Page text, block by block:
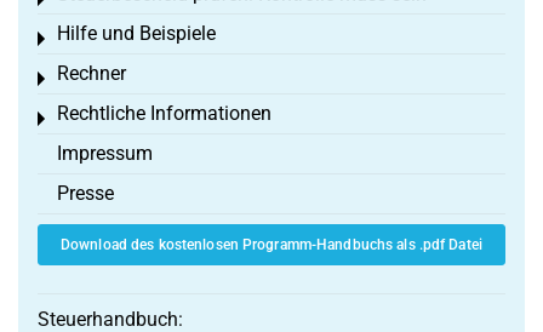
Hilfe und Beispiele
Toggle menu
Rechner
Toggle menu
Rechtliche Informationen
Toggle menu
Impressum
Presse
Download des kostenlosen Programm-Handbuchs als .pdf Datei
Steuerhandbuch: